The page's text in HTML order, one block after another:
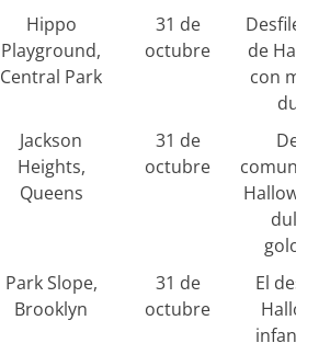
Hippo
Playground,
Central Park
31 de
octubre
Desfile
de
con
Jackson
Heights,
Queens
31 de
octubre
Park Slope,
Brooklyn
31 de
octubre
El
infantil